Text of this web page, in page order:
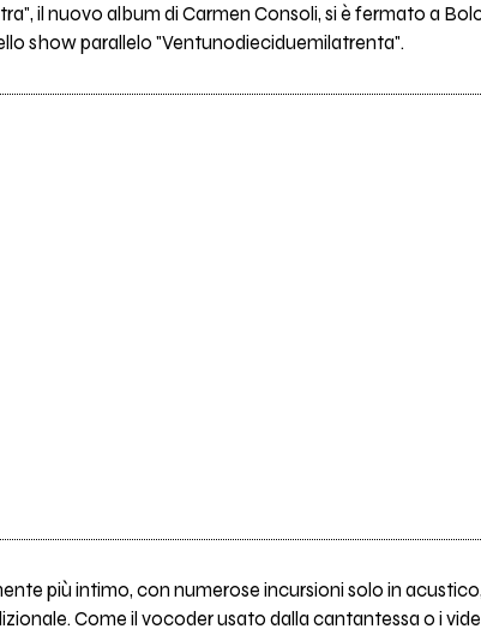
il nuovo album di Carmen Consoli, si è fermato a
show parallelo "Ventunodieciduemilatrenta".
più intimo, con numerose incursioni solo in
Come il vocoder usato dalla cantantessa o i